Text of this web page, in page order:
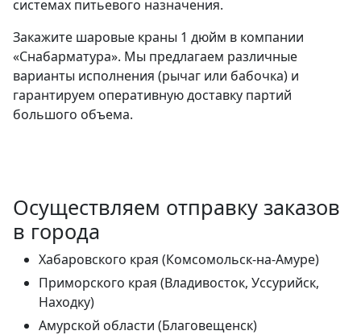
системах питьевого назначения.
Закажите шаровые краны 1 дюйм в компании
«Снабарматура». Мы предлагаем различные
варианты исполнения (рычаг или бабочка) и
гарантируем оперативную доставку партий
большого объема.
Осуществляем отправку заказов
в города
Хабаровского края (Комсомольск-на-Амуре)
Приморского края (Владивосток, Уссурийск,
Находку)
Амурской области (Благовещенск)